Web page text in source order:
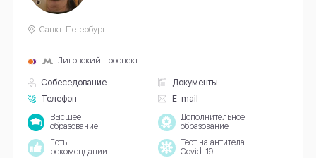
Собеседование
Документы
Телефон
E-mail
Санкт-Петербург
Лиговский проспект
Высшее
образование
Дополнительное
образование
Есть
рекомендации
Тест на антитела
Covid-19